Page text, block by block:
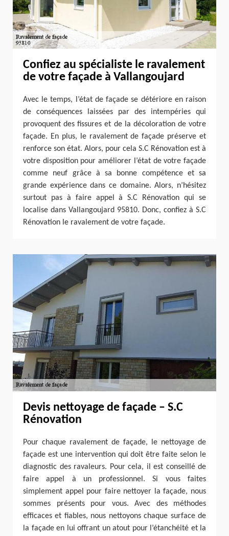
Confiez au spécialiste le ravalement
de votre façade à Vallangoujard
Avec le temps, l’état de façade se détériore en raison
de conséquences laissées par des intempéries qui
provoquent des fissures et de la décoloration de votre
façade. En plus, le ravalement de façade préserve et
renforce son état. Alors, pour cela S.C Rénovation est à
votre disposition pour améliorer l’état de votre façade
comme neuf grâce à sa bonne compétence et sa
grande expérience dans ce domaine. Alors, n’hésitez
surtout pas à faire appel à S.C Rénovation qui se
localise dans Vallangoujard 95810. Donc, confiez à S.C
Rénovation le ravalement de votre façade.
Devis nettoyage de façade – S.C
Rénovation
Pour chaque ravalement de façade, le nettoyage de
façade est une intervention qui doit être faite selon le
diagnostic des ravaleurs. Pour cela, il est conseillé de
faire appel à un professionnel. Si vous faites
simplement appel pour faire nettoyer la façade, nous
sommes présents pour vous. Avec des méthodes
efficaces et fiables, nous nettoyons chaque surface de
la façade en lui offrant un atout pour l’étanchéité et la